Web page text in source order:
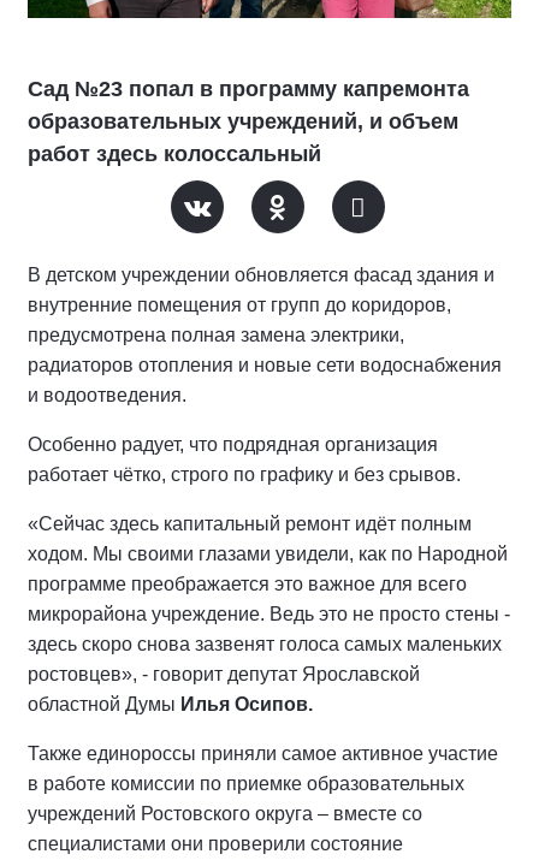
Сад №23 попал в программу капремонта
образовательных учреждений, и объем
работ здесь колоссальный
В детском учреждении обновляется фасад здания и
внутренние помещения от групп до коридоров,
предусмотрена полная замена электрики,
радиаторов отопления и новые сети водоснабжения
и водоотведения.
Особенно радует, что подрядная организация
работает чётко, строго по графику и без срывов.
«Сейчас здесь капитальный ремонт идёт полным
ходом. Мы своими глазами увидели, как по Народной
программе преображается это важное для всего
микрорайона учреждение. Ведь это не просто стены -
здесь скоро снова зазвенят голоса самых маленьких
ростовцев», - говорит депутат Ярославской
областной Думы Илья Осипов.
Также единороссы приняли самое активное участие
в работе комиссии по приемке образовательных
учреждений Ростовского округа – вместе со
специалистами они проверили состояние